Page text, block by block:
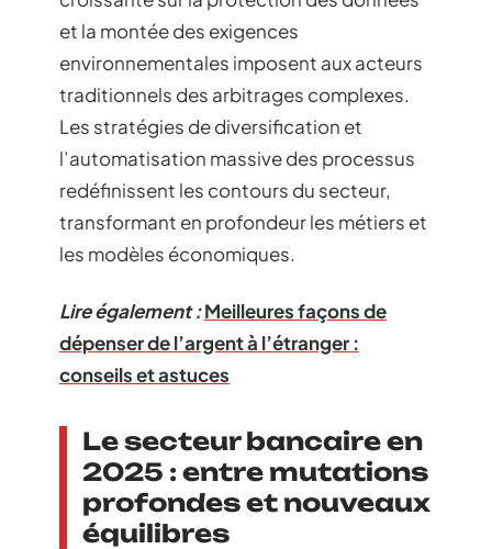
et la montée des exigences
environnementales imposent aux acteurs
traditionnels des arbitrages complexes.
Les stratégies de diversification et
l’automatisation massive des processus
redéfinissent les contours du secteur,
transformant en profondeur les métiers et
les modèles économiques.
Lire également :Meilleures façons de
dépenser de l’argent à l’étranger :
conseils et astuces
Le secteur bancaire en
2025 : entre mutations
profondes et nouveaux
équilibres